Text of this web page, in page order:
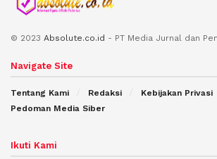
© 2023 Absolute.co.id - PT Media Jurnal dan
Navigate Site
Tentang Kami Redaksi
Kebijakan Privasi
Pedoman Media Siber
Ikuti Kami